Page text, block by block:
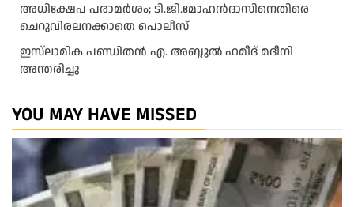
അധിക്ഷേപ പരാമര്‍ശം; ടി.ജി.മോഹന്‍ദാസിനെതിരെ
ചെറുവിരലനക്കാതെ പൊലീസ്
ഇസ്‍ലാമിക പണ്ഡിതൻ എ. അബ്ദുൽ ഹമീദ് മദീനി
അന്തരിച്ചു
YOU MAY HAVE MISSED